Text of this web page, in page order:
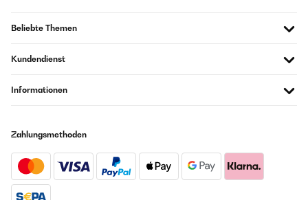
Beliebte Themen
Kundendienst
Informationen
Zahlungsmethoden